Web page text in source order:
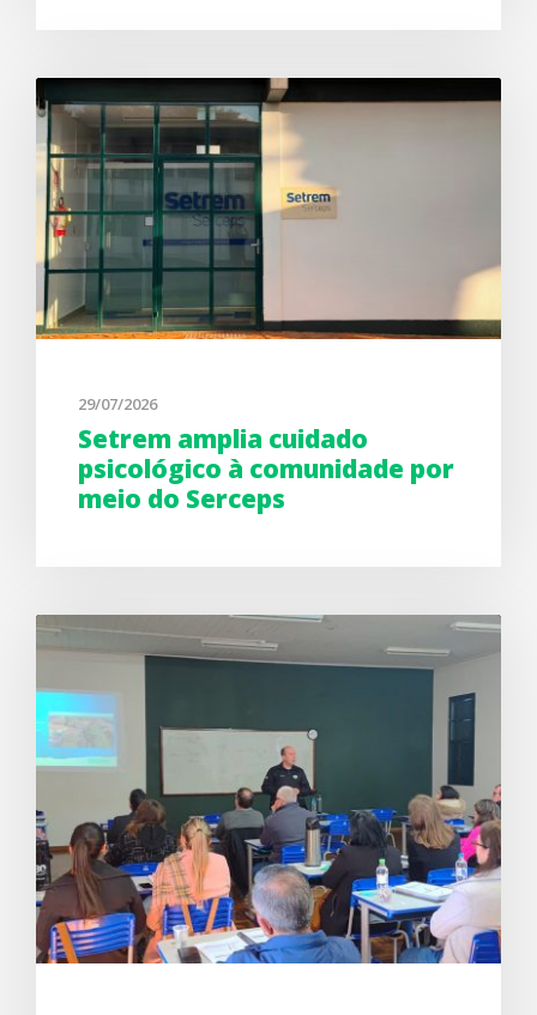
29/07/2026
Setrem amplia cuidado
psicológico à comunidade por
meio do Serceps